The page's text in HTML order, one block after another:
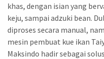
khas, dengan isian yang
keju, sampai adzuki bean.
diproses secara manual,
mesin pembuat kue ikan
Maksindo hadir sebagai